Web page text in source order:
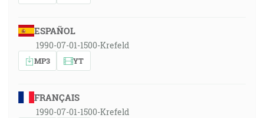
ESPAÑOL
1990-07-01-1500-Krefeld
MP3 YT
FRANÇAIS
1990-07-01-1500-Krefeld